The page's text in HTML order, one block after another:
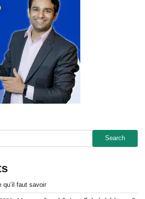
Search
qu’il faut savoir